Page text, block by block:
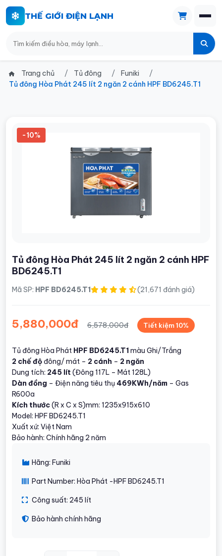
THẾ GIỚI ĐIỆN LẠNH
Trang chủ Tủ đông
Funiki
Tủ đông Hòa Phát 245 lít 2 ngăn 2 cánh HPF BD6245.T1
-10%
Tủ đông Hòa Phát 245 lít 2 ngăn 2 cánh HPF
BD6245.T1
Mã SP: HPF BD6245.T1 (21,671 đánh giá)
5,880,000đ 6,578,000đ Tiết kiệm 10%
Tủ đông Hòa Phát HPF BD6245.T1màu Ghi/Trắng
2 chế độđông/ mát – 2 cánh – 2 ngăn
Dung tích: 245 lít (Đông 117L – Mát 128L)
Dàn đồng – Điện năng tiêu thụ 469KWh/năm – Gas
R600a
Kích thước(R x C x S)mm: 1235x915x610
Model: HPF BD6245.T1
Xuất xứ: Việt Nam
Bảo hành: Chính hãng 2 năm
Hãng: Funiki
Part Number: Hòa Phát -HPF BD6245.T1
Công suất: 245 lít
Bảo hành chính hãng